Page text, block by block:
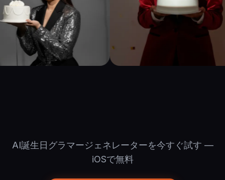
AI誕生日グラマージェネレーターを今すぐ試す —
iOSで無料